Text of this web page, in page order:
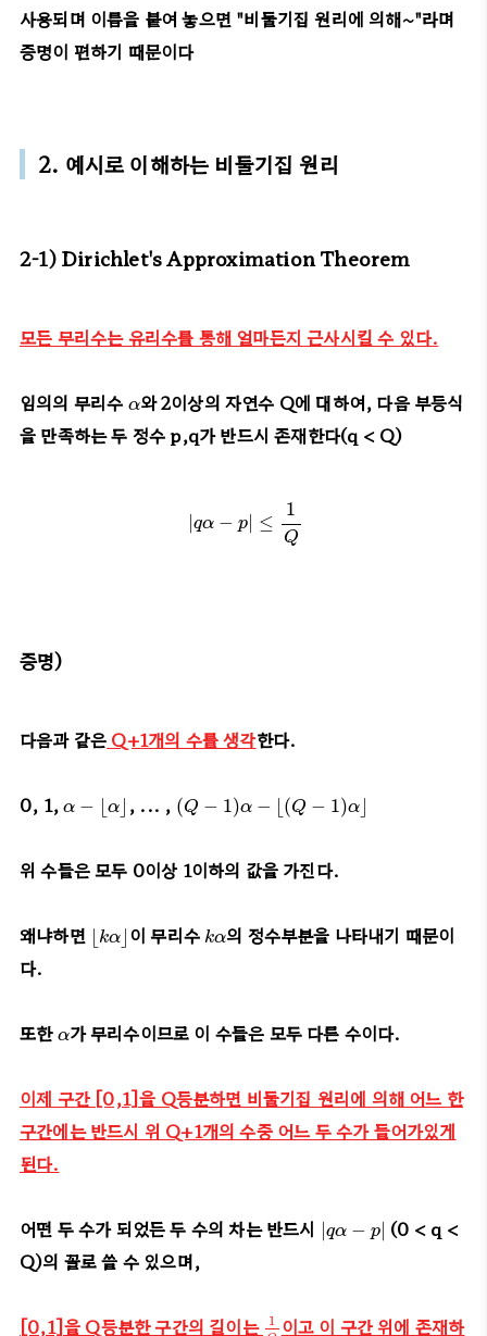
사용되며 이름을 붙여 놓으면 "비둘기집 원리에 의해~"라며
증명이 편하기 때문이다
2. 예시로 이해하는 비둘기집 원리
2-1) Dirichlet's Approximation Theorem
모든 무리수는 유리수를 통해 얼마든지 근사시킬 수 있다.
임의의 무리수 α
α와 2이상의 자연수 Q에 대하여, 다음 부등식
을 만족하는 두 정수 p,q가 반드시 존재한다(q < Q)
|qα − p ≤
1
Q
Q
증명)
다음과 같은 Q+1개의 수를 생각한다.
0, 1,α − ⌊α
α α ⌋ , ... , (Q − 1)α − (Q − 1)α
(Q )α− Q−1 ⌋
위 수들은 모두 0이상 1이하의 값을 가진다.
왜냐하면 kα
⌊ kα⌋이 무리수 kα
kα의 정수부분을 나타내기 때문이
다.
또한 α
α가 무리수이므로 이 수들은 모두 다른 수이다.
이제 구간 [0,1]을 Q등분하면 비둘기집 원리에 의해 어느 한
구간에는 반드시 위 Q+1개의 수중 어느 두 수가 들어가있게
된다.
어떤 두 수가 되었든 두 수의 차는 반드시 qα − p|
|qα p| (0 < q <
Q)의 꼴로 쓸 수 있으며,
[0,1]을 Q등분한 구간의 길이는 1
1 Q
이고 이 구간 위에 존재하